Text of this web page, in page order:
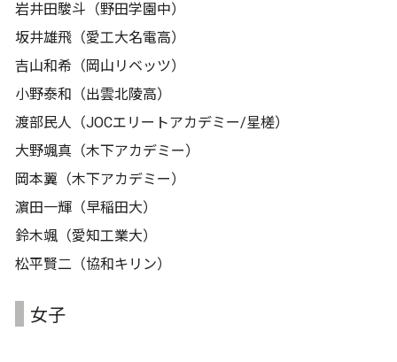
岩井田駿斗（野田学園中）
坂井雄飛（愛工大名電高）
吉山和希（岡山リベッツ）
小野泰和（出雲北陵高）
渡部民人（JOCエリートアカデミー/星槎）
大野颯真（木下アカデミー）
岡本翼（木下アカデミー）
濵田一輝（早稲田大）
鈴木颯（愛知工業大）
松平賢二（協和キリン）
女子